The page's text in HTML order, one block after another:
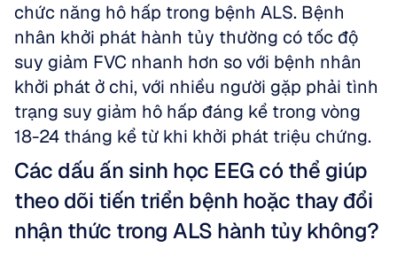
chức năng hô hấp trong bệnh ALS. Bệnh
nhân khởi phát hành tủy thường có tốc độ
suy giảm FVC nhanh hơn so với bệnh nhân
khởi phát ở chi, với nhiều người gặp phải tình
trạng suy giảm hô hấp đáng kể trong vòng
18-24 tháng kể từ khi khởi phát triệu chứng.
Các dấu ấn sinh học EEG có thể giúp
theo dõi tiến triển bệnh hoặc thay đổi
nhận thức trong ALS hành tủy không?